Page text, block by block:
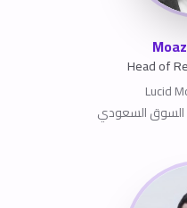
Head of
Lucid
السوق السعودي